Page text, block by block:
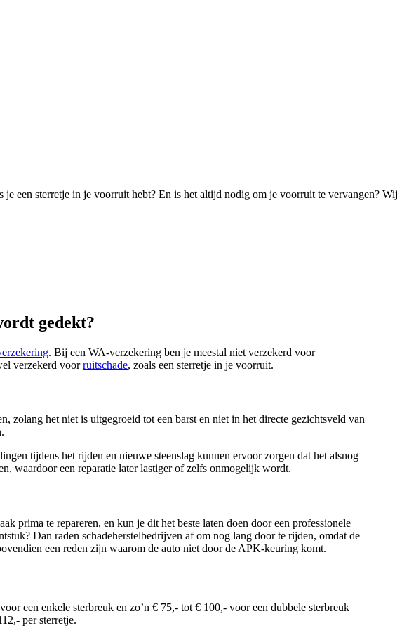
een sterretje in je voorruit hebt? En is het altijd nodig om je voorruit te vervangen? Wij
gedekt?
. Bij een WA-verzekering ben je meestal niet verzekerd voor
verzekerd voorruitschade, zoals een sterretje in je voorruit.
het niet is uitgegroeid tot een barst en niet in het directe gezichtsveld van
tijdens het rijden en nieuwe steenslag kunnen ervoor zorgen dat het alsnog
waardoor een reparatie later lastiger of zelfs onmogelijk wordt.
prima te repareren, en kun je dit het beste laten doen door een professionele
Dan raden schadeherstelbedrijven af om nog lang door te rijden, omdat de
een reden zijn waarom de auto niet door de APK-keuring komt.
een enkele sterbreuk en zo’n € 75,- tot € 100,- voor een dubbele sterbreuk
per sterretje.